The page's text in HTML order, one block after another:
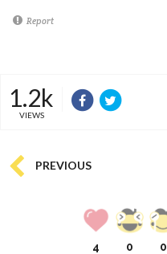
Report
1.2k
VIEWS
PREVIOUS
4 0 0